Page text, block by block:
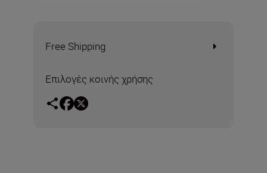
Free Shipping
Επιλογές κοινής χρήσης